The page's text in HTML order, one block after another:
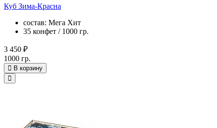
Куб Зима-Красна
состав: Мега Хит
35 конфет / 1000 гр.
3 450 ₽
1000 гр.
В корзину